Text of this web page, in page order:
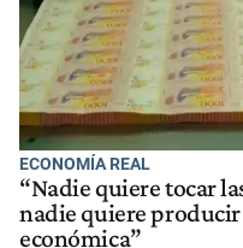
ECONOMÍA REAL
“Nadie quiere tocar
nadie quiere
económica”